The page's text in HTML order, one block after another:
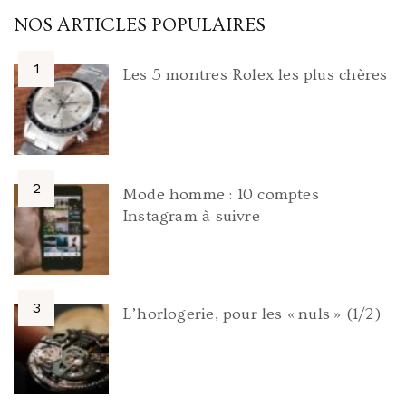
NOS ARTICLES POPULAIRES
Les 5 montres Rolex les plus chères
Mode homme : 10 comptes
Instagram à suivre
L’horlogerie, pour les « nuls » (1/2)